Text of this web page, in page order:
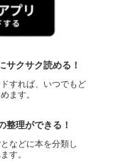
サクサク読める！
すれば、いつでもど
ます。
整理ができる！
などに本を分類し
す。